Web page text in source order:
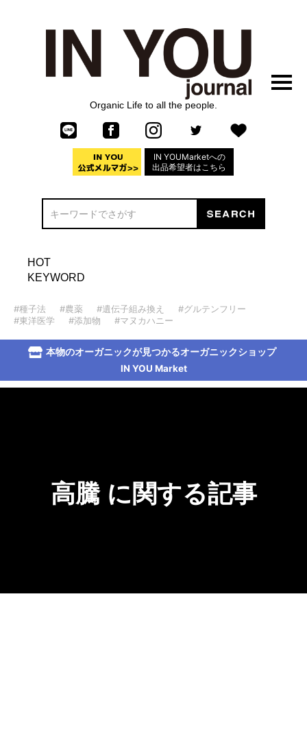
Organic Life to all the people.
IN YOUMarketへの
出品希望者はこちら
HOT
KEYWORD
#種子法 #農薬 #遺伝子組み換え
#グルテンフリー
#東洋医学
#添加物 #マヌカハニー
本物のオーガニックが見つかるオーガニックショップ
IN YOU Market
高騰 に関する記事